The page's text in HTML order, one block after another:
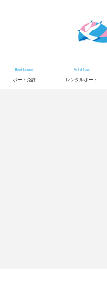
Boat License
ボート免許
Rental Boat
レンタルボート